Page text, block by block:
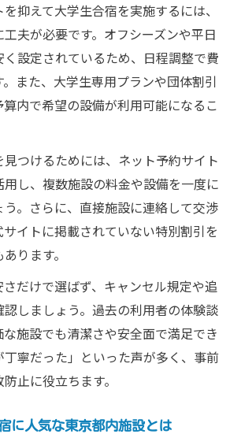
備・アクセス別の比較ポイント解
宿幹事向け東京都宿泊先選びの要
極める東京都大学生合宿の最適解
抑えて大学生合宿を実施するには、
夫が必要です。オフシーズンや平日
設定されているため、日程調整で費
また、大学生専用プランや団体割引
内で希望の設備が利用可能になるこ
つけるためには、ネット予約サイト
し、複数施設の料金や設備を一度に
。さらに、直接施設に連絡して交渉
イトに掲載されていない特別割引を
ります。
だけで選ばず、キャンセル規定や追
しましょう。過去の利用者の体験談
施設でも清潔さや安全面で満足でき
丁寧だった」といった声が多く、事前
止に役立ちます。
に人気な東京都内施設とは